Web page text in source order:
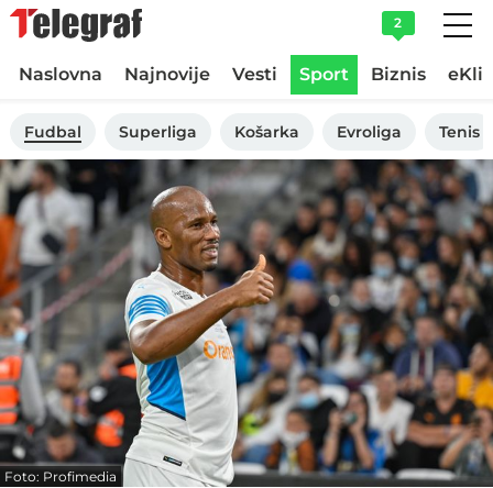
2
Naslovna Najnovije Vesti Sport Biznis
Fudbal Superliga Košarka Evroliga Tenis
Foto: Profimedia